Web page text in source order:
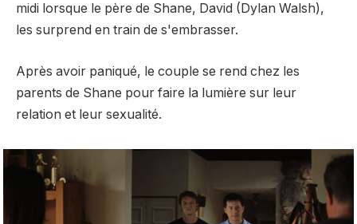
midi lorsque le père de Shane, David (Dylan Walsh),
les surprend en train de s'embrasser.
Après avoir paniqué, le couple se rend chez les
parents de Shane pour faire la lumière sur leur
relation et leur sexualité.